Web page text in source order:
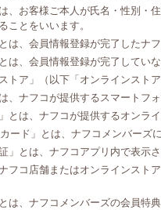
、お客様ご本人が氏名・性別
ことをいいます。
は、会員情報登録が完了したナ
は、会員情報登録が完了してい
トア」（以下「オンラインスト
、ナフコが提供するスマートフ
とは、ナフコが提供するオンラ
ード」とは、ナフコメンバーズ
」とは、ナフコアプリ内で表示
フコ店舗またはオンラインス
は、ナフコメンバーズの会員特